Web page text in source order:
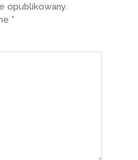
opublikowany.
*